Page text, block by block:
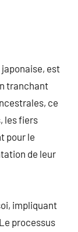
est
tranchant
ce
les fiers
pour le
de leur
impliquant
processus